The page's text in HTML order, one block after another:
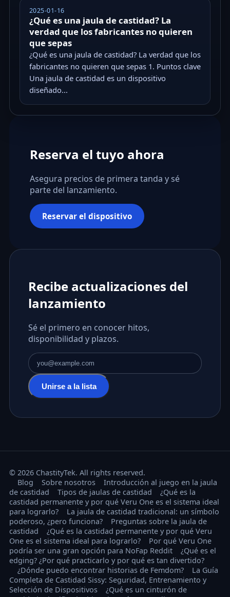
2025-01-16
¿Qué es una jaula de castidad? La
verdad que los fabricantes no quieren
que sepas
¿Qué es una jaula de castidad? La verdad que los
fabricantes no quieren que sepas 1. Puntos clave
Una jaula de castidad es un dispositivo
diseñado...
Reserva el tuyo ahora
Asegura precios de primera tanda y sé
parte del lanzamiento.
Reservar el dispositivo
Recibe actualizaciones del
lanzamiento
Sé el primero en conocer hitos,
disponibilidad y plazos.
Dirección de correo electrónico
Unirse a la lista
© 2026 ChastityTek. All rights reserved.
Blog
Sobre nosotros
Introducción al juego en la jaula
de castidad
Tipos de jaulas de castidad
¿Qué es la
castidad permanente y por qué Veru One es el sistema ideal
para lograrlo?
La jaula de castidad tradicional: un símbolo
poderoso, ¿pero funciona?
Preguntas sobre la jaula de
castidad
¿Qué es la castidad permanente y por qué Veru
One es el sistema ideal para lograrlo?
Por qué Veru One
podría ser una gran opción para NoFap Reddit
¿Qué es el
edging? ¿Por qué practicarlo y por qué es tan divertido?
¿Dónde puedo encontrar historias de Femdom?
La Guía
Completa de Castidad Sissy: Seguridad, Entrenamiento y
Selección de Dispositivos
¿Qué es un cinturón de